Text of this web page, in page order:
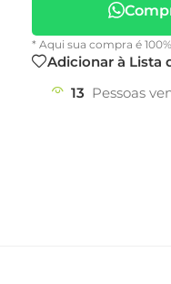
* Aqui sua compra é
Adicionar à Lista
13 Pessoas